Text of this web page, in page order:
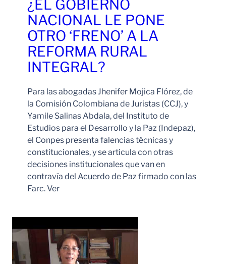
¿EL GOBIERNO
NACIONAL LE PONE
OTRO ‘FRENO’ A LA
REFORMA RURAL
INTEGRAL?
Para las abogadas Jhenifer Mojica Flórez, de
la Comisión Colombiana de Juristas (CCJ), y
Yamile Salinas Abdala, del Instituto de
Estudios para el Desarrollo y la Paz (Indepaz),
el Conpes presenta falencias técnicas y
constitucionales, y se articula con otras
decisiones institucionales que van en
contravía del Acuerdo de Paz firmado con las
Farc. Ver